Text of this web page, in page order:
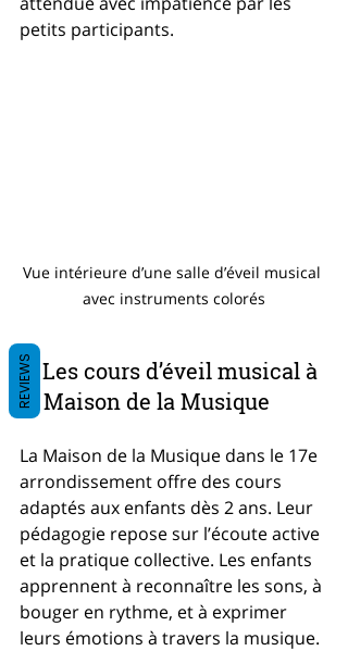
petits participants.
Vue intérieure d’une salle d’éveil musical
avec instruments colorés
3. Les cours d’éveil musical à
la Maison de la Musique
La Maison de la Musique dans le 17e
arrondissement offre des cours
adaptés aux enfants dès 2 ans. Leur
pédagogie repose sur l’écoute active
et la pratique collective. Les enfants
apprennent à reconnaître les sons, à
bouger en rythme, et à exprimer
leurs émotions à travers la musique.
REVIEWS